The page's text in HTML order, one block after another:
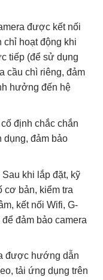
được kết nối
chỉ hoạt động khi
tiếp (để sử dụng
cầu chì riêng, đảm
hưởng đến hệ
định chắc chắn
dụng, đảm bảo
Sau khi lắp đặt, kỹ
cơ bản, kiểm tra
kết nối Wifi, G-
đảm bảo camera
được hướng dẫn
tải ứng dụng trên